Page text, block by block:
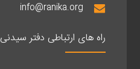
info@ranika.org
راه های ارتباطی دفتر سیدنی